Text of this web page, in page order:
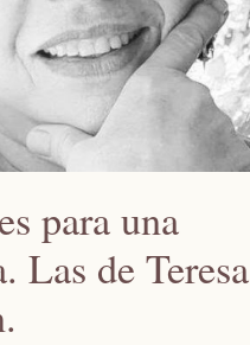
para una
Las de Teresa